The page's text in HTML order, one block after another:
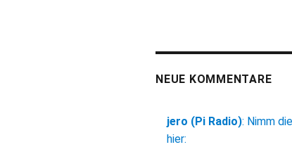
NEUE KOMMENTARE
jero (Pi Radio): Nimm die
hier: